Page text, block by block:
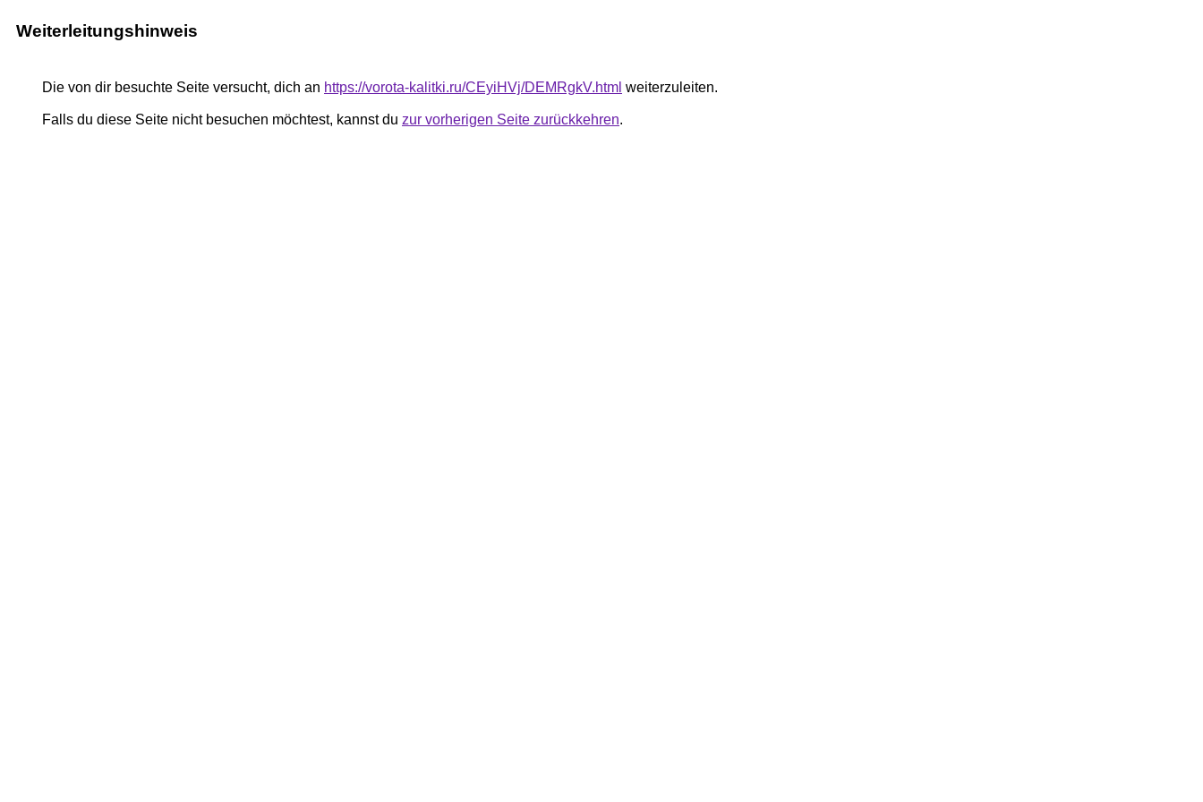
Weiterleitungshinweis
Die von dir besuchte Seite versucht, dich an https://vorota-kalitki.ru/CEyiHVj/DEMRgkV.html weiterzuleiten.
Falls du diese Seite nicht besuchen möchtest, kannst du zur vorherigen Seite zurückkehren.